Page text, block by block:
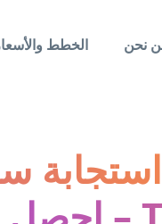
نحن الخطط